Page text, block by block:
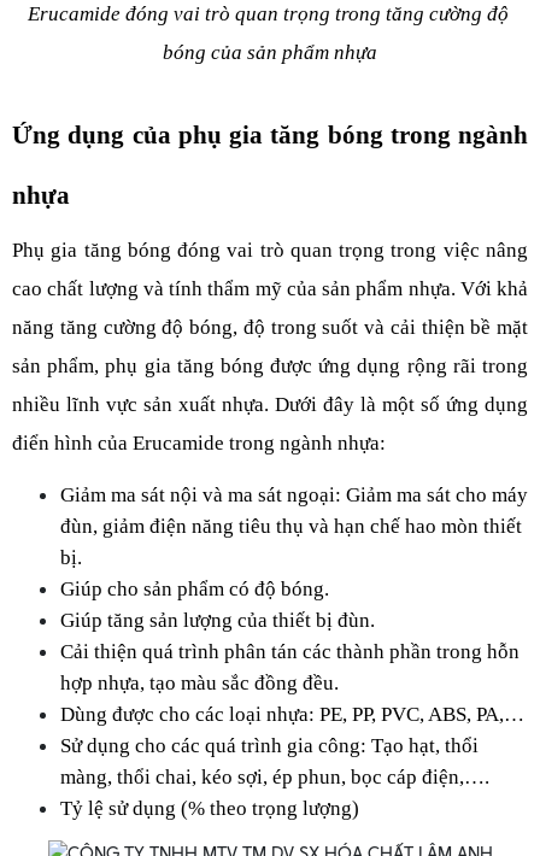
Erucamide đóng vai trò quan trọng trong tăng cường độ
bóng của sản phẩm nhựa
Ứng dụng của phụ gia tăng bóng trong ngành
nhựa
Phụ gia tăng bóng đóng vai trò quan trọng trong việc nâng
cao chất lượng và tính thẩm mỹ của sản phẩm nhựa. Với khả
năng tăng cường độ bóng, độ trong suốt và cải thiện bề mặt
sản phẩm, phụ gia tăng bóng được ứng dụng rộng rãi trong
nhiều lĩnh vực sản xuất nhựa. Dưới đây là một số ứng dụng
điển hình của Erucamide trong ngành nhựa:
Giảm ma sát nội và ma sát ngoại: Giảm ma sát cho máy
đùn, giảm điện năng tiêu thụ và hạn chế hao mòn thiết
bị.
Giúp cho sản phẩm có độ bóng.
Giúp tăng sản lượng của thiết bị đùn.
Cải thiện quá trình phân tán các thành phần trong hỗn
hợp nhựa, tạo màu sắc đồng đều.
Dùng được cho các loại nhựa: PE, PP, PVC, ABS, PA,…
Sử dụng cho các quá trình gia công: Tạo hạt, thổi
màng, thổi chai, kéo sợi, ép phun, bọc cáp điện,….
Tỷ lệ sử dụng (% theo trọng lượng)